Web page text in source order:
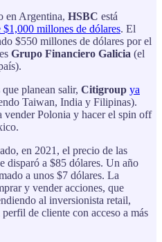
en Argentina, HSBC está
millones de dólares. El
$550 millones de dólares por el
Grupo Financiero Galicia (el
planean salir, Citigroup ya
Taiwan, India y Filipinas).
vender Polonia y hacer el spin off
en 2021, el precio de las
disparó a $85 dólares. Un año
a unos $7 dólares. La
y vender acciones, que
al inversionista retail,
perfil de cliente con acceso a más